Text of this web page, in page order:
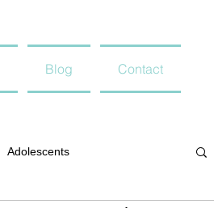
Blog Contact
Adolescents